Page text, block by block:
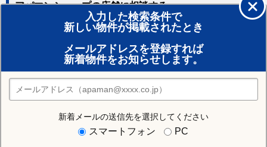
入力した検索条件で
新しい物件が掲載されたとき
メールアドレスを登録すれば
新着物件をお知らせします。
新着メールの送信先を選択してください
スマートフォン PC
アパマンショップの店舗に相談する
賃貸のプロがお部屋探し！
おまかせ物件リクエスト
住みたい街の店舗を探す
店舗検索
住む街研究所で静岡市清水区の情報を見る